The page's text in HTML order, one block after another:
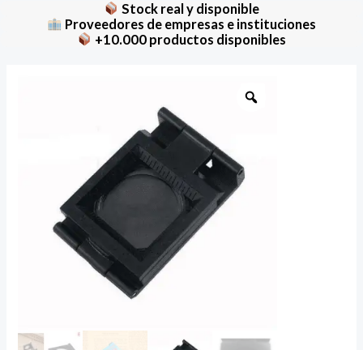
Stock real y disponible
Proveedores de empresas e instituciones
+10.000 productos disponibles
cantidad